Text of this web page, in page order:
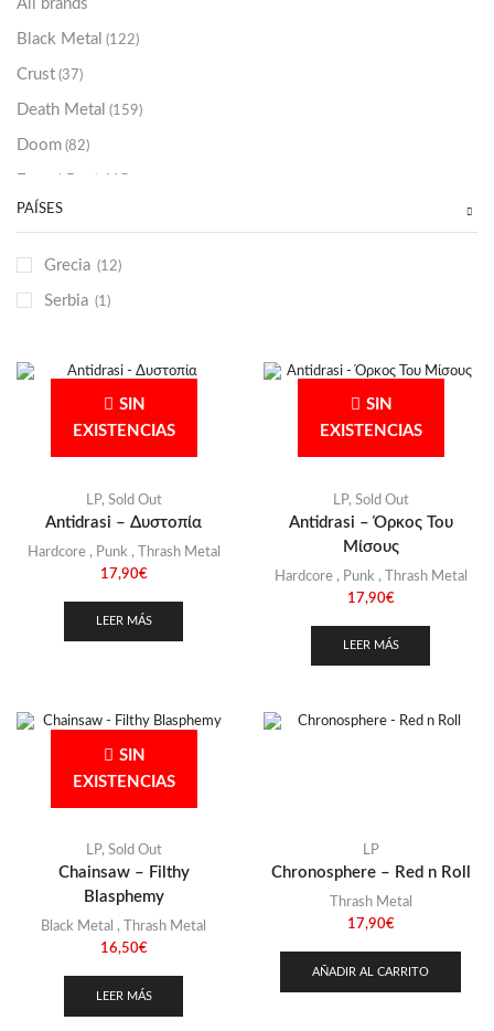
All brands
Black Metal (122)
Crust (37)
Death Metal (159)
Doom (82)
Grindcore
(146)
PAÍSES
Grecia (12)
Serbia (1)
SIN
EXISTENCIAS
LP, Sold Out
Antidrasi – Δυστοπία
Hardcore, Punk ,
Thrash Metal
17,90€
LEER MÁS
SIN
EXISTENCIAS
LP, Sold Out
Antidrasi – Όρκος Του
Μίσους
Hardcore, Punk ,
Thrash Metal
17,90€
LEER MÁS
SIN
EXISTENCIAS
LP, Sold Out
Chainsaw – Filthy
Blasphemy
Black Metal ,
Thrash Metal
16,50€
LEER MÁS
LP
Chronosphere – Red n Roll
Thrash Metal
17,90€
AÑADIR AL CARRITO